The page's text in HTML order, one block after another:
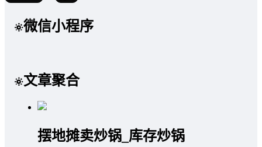
微信小程序
文章聚合
摆地摊卖炒锅_库存炒锅